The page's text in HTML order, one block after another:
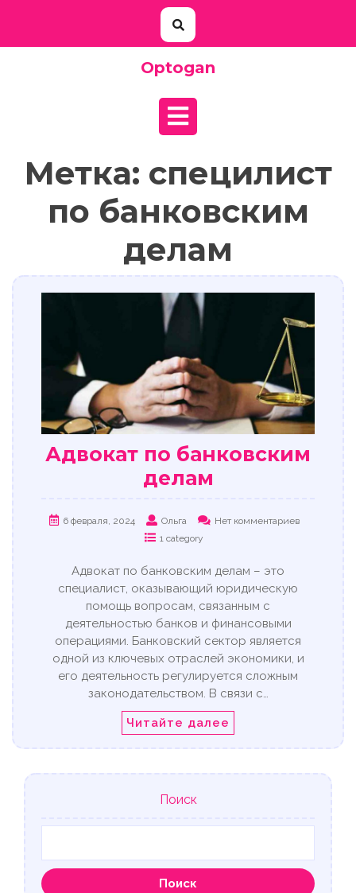
Optogan
Метка: специлист
по банковским
делам
Адвокат по банковским
делам
6 февраля, 2024 Ольга
Нет комментариев
1 category
Адвокат по банковским делам – это
специалист, оказывающий юридическую
помощь вопросам, связанным с
деятельностью банков и финансовыми
операциями. Банковский сектор является
одной из ключевых отраслей экономики, и
его деятельность регулируется сложным
законодательством. В связи с…
Читайте далее
Поиск
Поиск